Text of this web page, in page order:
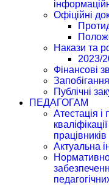
Офіційні
Накази та
2023/
Фінансові
Публічні
ПЕДАГОГАМ
Атестація
працівників
Актуальна